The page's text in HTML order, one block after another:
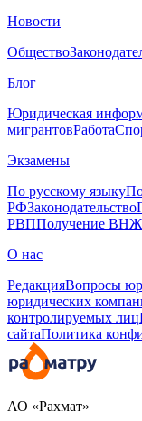
Новости
Общество
Блог
Юридическая
мигрантовРабота
Экзамены
По русскому языку
РФЗаконодательство
РВППолучение ВНЖ
О нас
РедакцияВопросы
юридических
контролируемых лиц
сайтаПолитика
АО «Рахмат»